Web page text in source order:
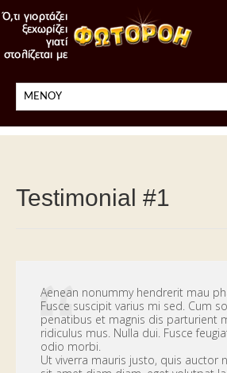
Testimonial #1
Aenean nonummy hendrerit mau
Fusce suscipit varius mi sed. Cum
penatibus et magnis dis parturient
ridiculus mus. Nulla dui. Fusce
odio morbi.
Ut viverra mauris justo, quis auctor